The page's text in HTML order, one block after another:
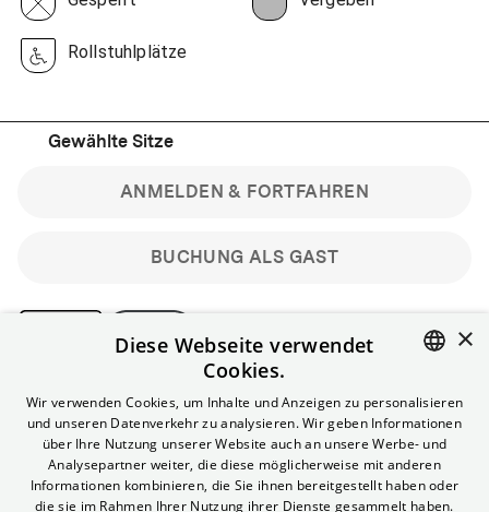
Rollstuhlplätze
Gewählte Sitze
BUCHUNG ALS GAST
ANMELDEN & FORTFAHREN
Bitte beachte: Gastbuchungen sind nicht stornierbar.
Registriere dich kostenlos für bis zu 90 min vor Filmbeginn
stornierbare Tickets für reguläre Vorstellungen.
Unlimited-Mitglied? Melde dich an, um deine Benefits
nutzen zu können.
ENGLISH
×
Diese Webseite verwendet
Cookies.
Wir verwenden Cookies, um Inhalte und Anzeigen zu personalisieren
und unseren Datenverkehr zu analysieren. Wir geben Informationen
über Ihre Nutzung unserer Website auch an unsere Werbe- und
Analysepartner weiter, die diese möglicherweise mit anderen
Informationen kombinieren, die Sie ihnen bereitgestellt haben oder
die sie im Rahmen Ihrer Nutzung ihrer Dienste gesammelt haben.